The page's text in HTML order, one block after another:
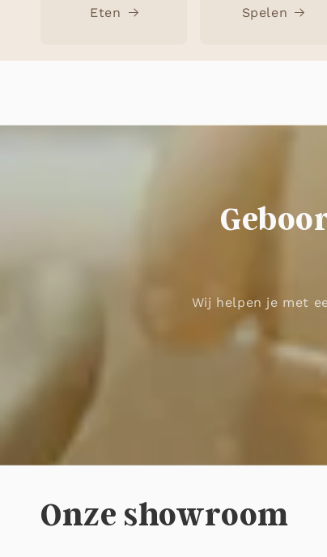
Eten Spelen
Wij helpen je met
Onze showroom